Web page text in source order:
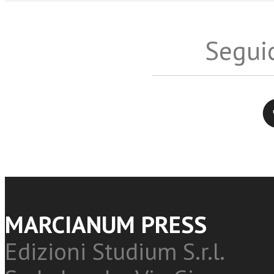
MARCIANUM PRESS
Edizioni Studium S.r.l.